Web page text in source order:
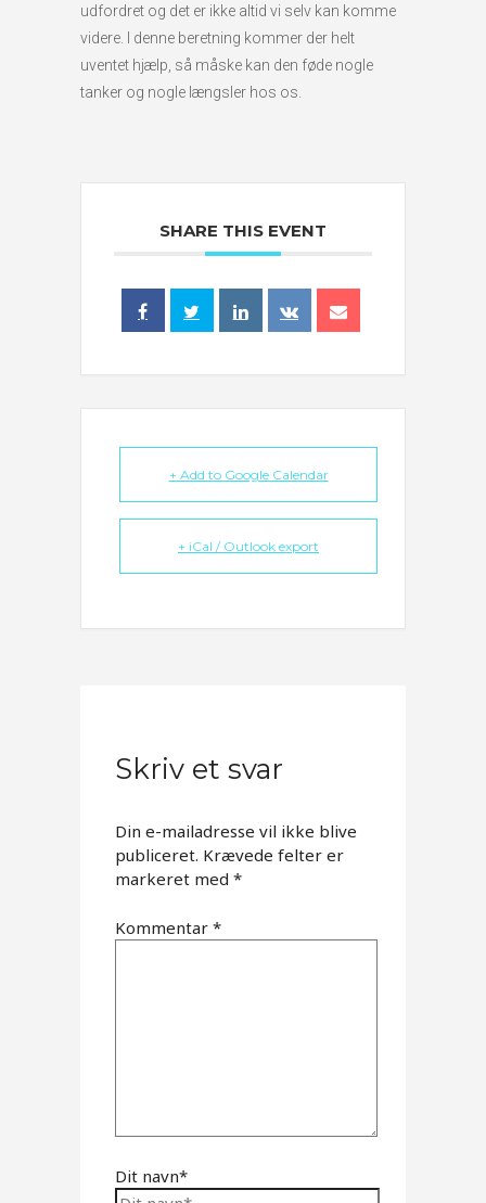
udfordret og det er ikke altid vi selv kan komme
videre. I denne beretning kommer der helt
uventet hjælp, så måske kan den føde nogle
tanker og nogle længsler hos os.
SHARE THIS EVENT
+ Add to Google Calendar
+ iCal / Outlook export
Skriv et svar
Din e-mailadresse vil ikke blive
publiceret. Krævede felter er
markeret med*
Kommentar*
Dit navn*